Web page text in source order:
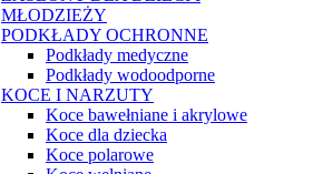
MŁODZIEŻY
PODKŁADY OCHRONNE
Podkłady medyczne
Podkłady wodoodporne
KOCE I NARZUTY
Koce bawełniane i akrylowe
Koce dla dziecka
Koce polarowe